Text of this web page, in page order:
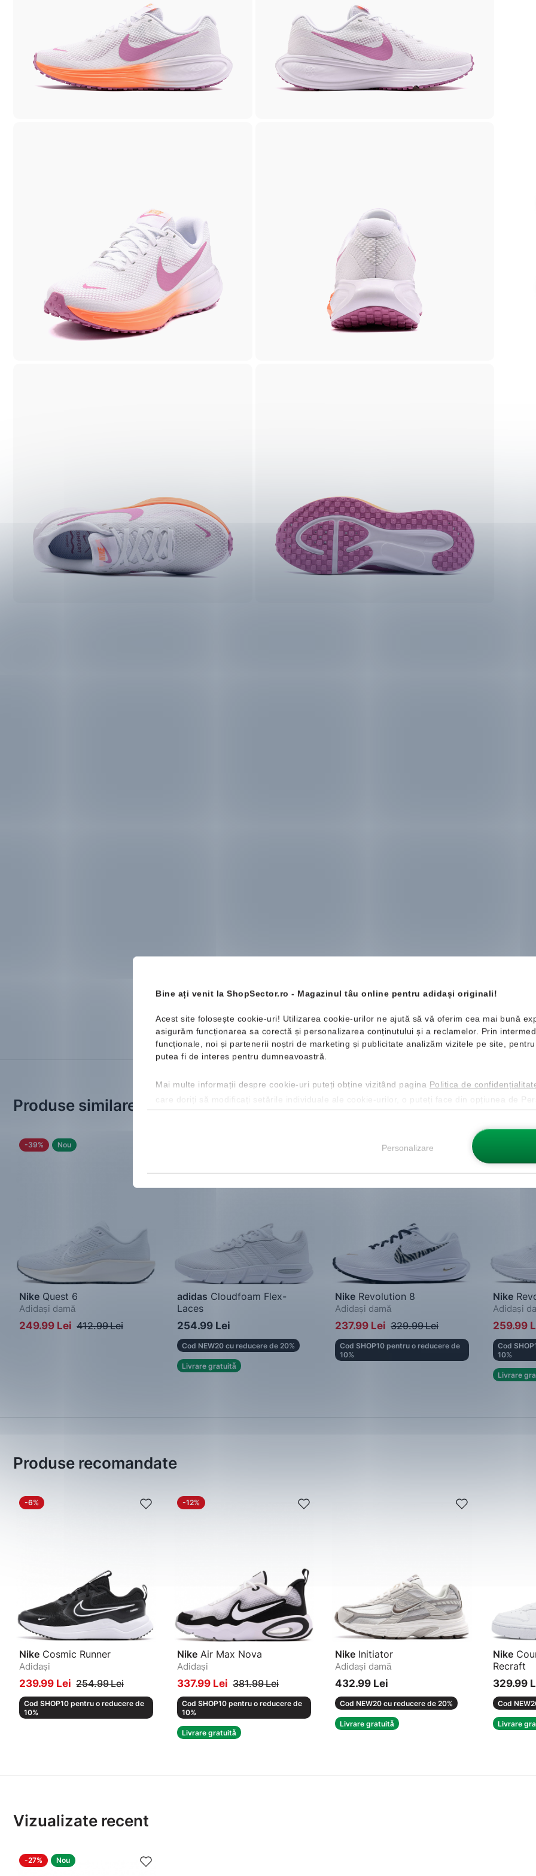
Bine ați venit la ShopSector.ro - Magazinul tâu online pentru adidași originali!
Acest site folosește cookie-uri! Utilizarea cookie-urilor ne ajută să vă oferim cea mai bună
asigurăm funcționarea sa corectă și personalizarea conținutului și a reclamelor. Prin
funcționale, noi și partenerii noștri de marketing și publicitate analizăm vizitele pe site,
putea fi de interes pentru dumneavoastră.
Mai multe informații despre cookie-uri puteți obține vizitând pagina Politica de
care doriți să modificați setările individuale ale cookie-urilor, o puteți face din opțiunea de
Personalizare
Produse similare
-39% Nou
Nike Quest 6
Adidași damă
249.99 Lei 412.99 Lei
adidas Cloudfoam Flex-
Laces
Adidași damă
254.99 Lei
Cod NEW20 cu reducere de 20%
Livrare gratuită
Nike Revolution 8
Adidași damă
237.99 Lei 329.99 Lei
Cod SHOP10 pentru o reducere de
10%
Nike
Adidași
259.99
Cod
10%
Livrare
Produse recomandate
-6%
Nike Cosmic Runner
Adidași
239.99 Lei 254.99 Lei
Cod SHOP10 pentru o reducere de
10%
-12%
Nike Air Max Nova
Adidași
337.99 Lei 381.99 Lei
Cod SHOP10 pentru o reducere de
10%
Livrare gratuită
Nike Initiator
Adidași damă
432.99 Lei
Cod NEW20 cu reducere de 20%
Livrare gratuită
Nike
Recraft
Teniși
329.99
Cod
Livrare
Vizualizate recent
-27% Nou